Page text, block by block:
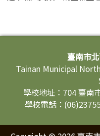
頁尾區域內容臺南市
Tainan Municipal
學校地址：704 臺南
學校電話：